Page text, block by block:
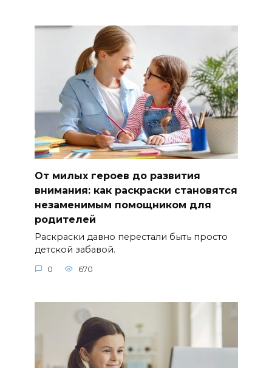
От милых героев до развития
внимания: как раскраски становятся
незаменимым помощником для
родителей
Раскраски давно перестали быть просто
детской забавой.
0 670